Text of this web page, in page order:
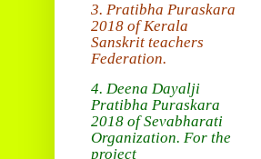
3. Pratibha Puraskara
2018 ofKerala
Sanskrit teachers
Federation.
4. Deena Dayalji
Pratibha Puraskara
2018 of Sevabharati
Organization. For the
project